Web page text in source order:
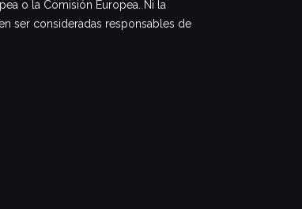
o la Comisión Europea. Ni la
ser consideradas responsables de